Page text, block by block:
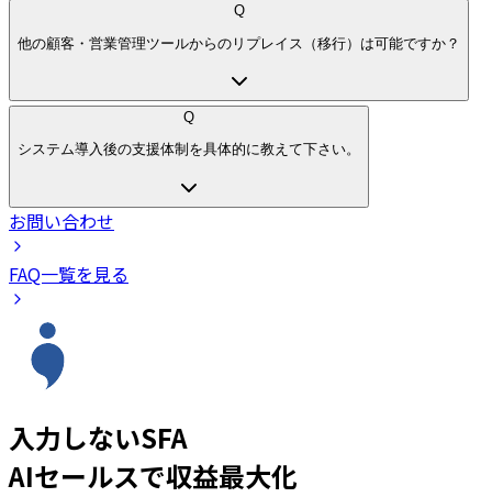
Q
他の顧客・営業管理ツールからのリプレイス（移行）は可能ですか？
Q
システム導入後の支援体制を具体的に教えて下さい。
お問い合わせ
FAQ一覧を見る
入力しないSFA
AIセールスで収益最大化